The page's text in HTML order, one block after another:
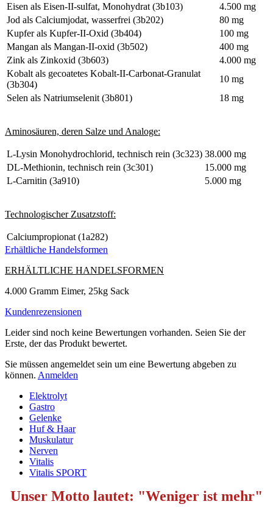
Eisen als Eisen-II-sulfat, Monohydrat (3b103)
4.500 mg
Jod als Calciumjodat, wasserfrei (3b202)
80 mg
Kupfer als Kupfer-II-Oxid (3b404)
100 mg
Mangan als Mangan-II-oxid (3b502)
400 mg
Zink als Zinkoxid (3b603)
4.000 mg
Kobalt als gecoatetes Kobalt-II-Carbonat-Granulat
(3b304)
10 mg
Selen als Natriumselenit (3b801)
18 mg
Aminosäuren, deren Salze und Analoge:
L-Lysin Monohydrochlorid, technisch rein (3c323) 38.000 mg
DL-Methionin, technisch rein (3c301)
15.000 mg
L-Carnitin (3a910)
5.000 mg
Technologischer Zusatzstoff:
Calciumpropionat (1a282)
Erhältliche Handelsformen
ERHÄLTLICHE HANDELSFORMEN
4.000 Gramm Eimer, 25kg Sack
Kundenrezensionen
Leider sind noch keine Bewertungen vorhanden. Seien Sie der
Erste, der das Produkt bewertet.
Sie müssen angemeldet sein um eine Bewertung abgeben zu
können. Anmelden
Elektrolyt
Gastro
Gelenke
Huf & Haar
Muskulatur
Nerven
Vitalis
Vitalis SPORT
Unser Motto lautet: "Weniger ist mehr"